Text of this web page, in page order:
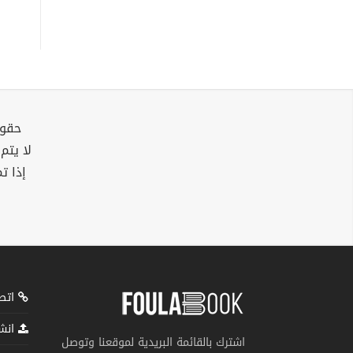
لا
إذا
اشترك بالقائمة البريدية لموقعنا وتوصل